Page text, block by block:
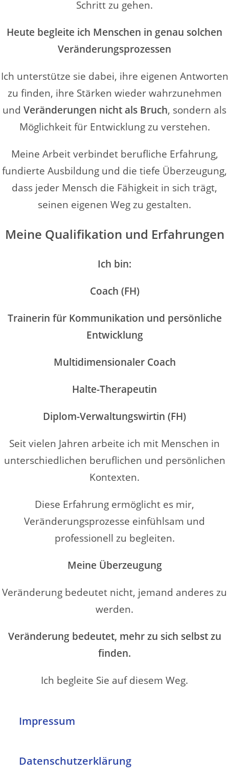
Schritt zu gehen.
Heute begleite ich Menschen in genau solchen
Veränderungsprozessen
Ich unterstütze sie dabei, ihre eigenen Antworten
zu finden, ihre Stärken wieder wahrzunehmen
und Veränderungen nicht als Bruch, sondern als
Möglichkeit für Entwicklung zu verstehen.
Meine Arbeit verbindet berufliche Erfahrung,
fundierte Ausbildung und die tiefe Überzeugung,
dass jeder Mensch die Fähigkeit in sich trägt,
seinen eigenen Weg zu gestalten.
Meine Qualifikation und Erfahrungen
Ich bin:
Coach (FH)
Trainerin für Kommunikation und persönliche
Entwicklung
Multidimensionaler Coach
Halte-Therapeutin
Diplom-Verwaltungswirtin (FH)
Seit vielen Jahren arbeite ich mit Menschen in
unterschiedlichen beruflichen und persönlichen
Kontexten.
Diese Erfahrung ermöglicht es mir,
Veränderungsprozesse einfühlsam und
professionell zu begleiten.
Meine Überzeugung
Veränderung bedeutet nicht, jemand anderes zu
werden.
Veränderung bedeutet, mehr zu sich selbst zu
finden.
Ich begleite Sie auf diesem Weg.
Impressum
Datenschutzerklärung